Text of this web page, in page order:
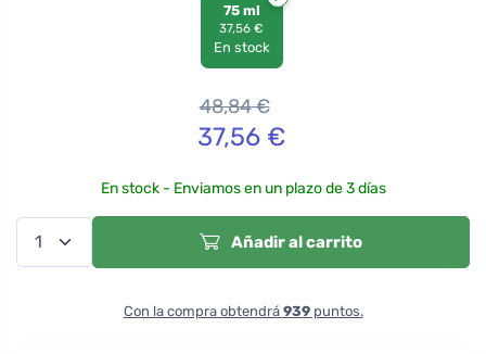
75 ml
37,56 €
En stock
48,84€
37,56€
En stock - Enviamos en un plazo de 3 días
Añadir al carrito
Con la compra obtendrá 939puntos.